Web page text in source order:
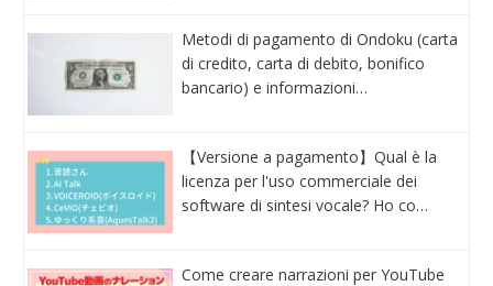
Metodi di pagamento di Ondoku (carta
di credito, carta di debito, bonifico
bancario) e informazioni…
【Versione a pagamento】Qual è la
licenza per l'uso commerciale dei
software di sintesi vocale? Ho co…
Come creare narrazioni per YouTube